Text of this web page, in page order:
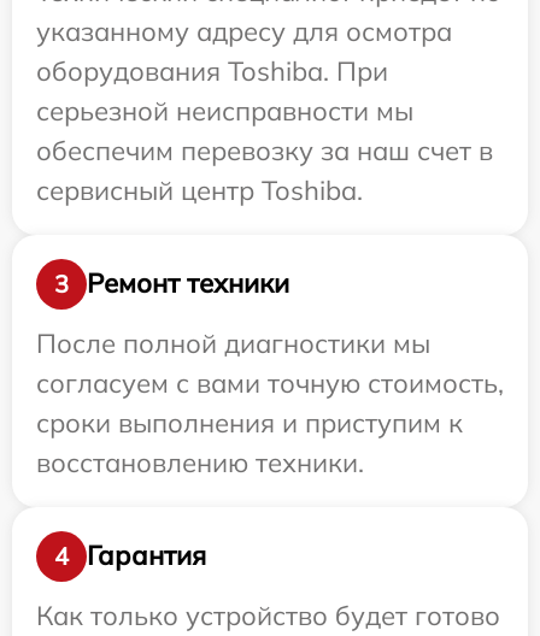
указанному адресу для осмотра
оборудования Toshiba. При
серьезной неисправности мы
обеспечим перевозку за наш счет в
сервисный центр Toshiba.
3
Ремонт техники
После полной диагностики мы
согласуем с вами точную стоимость,
сроки выполнения и приступим к
восстановлению техники.
4
Гарантия
Как только устройство будет готово